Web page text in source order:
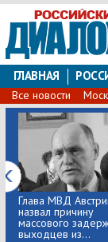
ГЛАВНАЯ
Все новости
Глава МВД
назвал причину
массового
выходцев из...